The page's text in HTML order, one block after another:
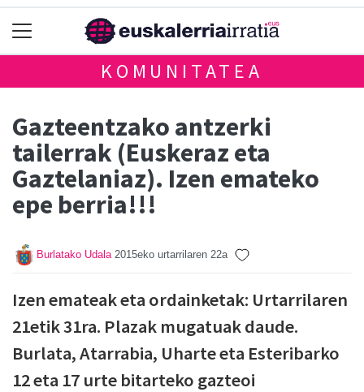
KOMUNITATEA
Gazteentzako antzerki
tailerrak (Euskeraz eta
Gaztelaniaz). Izen emateko
epe berria!!!
Burlatako Udala 2015eko urtarrilaren 22a
Izen emateak eta ordainketak: Urtarrilaren
21etik 31ra. Plazak mugatuak daude.
Burlata, Atarrabia, Uharte eta Esteribarko
12 eta 17 urte bitarteko gazteoi